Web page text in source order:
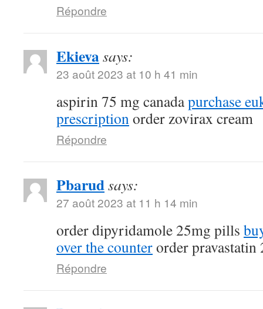
Répondre
Ekievasays:
23 août 2023 at 10 h 41 min
aspirin 75 mg canadapurchase
prescriptionorder zovirax cream
Répondre
Pbarudsays:
27 août 2023 at 11 h 14 min
order dipyridamole 25mg pills
over the counterorder pravastatin
Répondre